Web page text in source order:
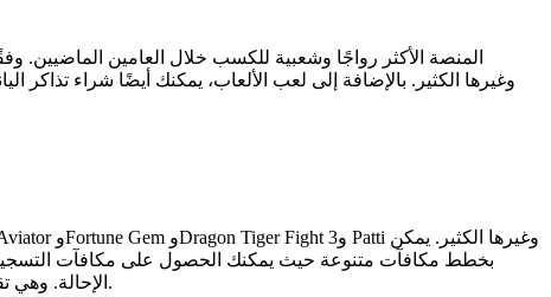
الإحالة. وهي تقدم تحديات متعددة، ويمكن للمستخدمين سحب أرباحهم بسهولة. يستخدم الكثير من الناس في باكستان هذا التطبيق لكسب أموال إضافية.